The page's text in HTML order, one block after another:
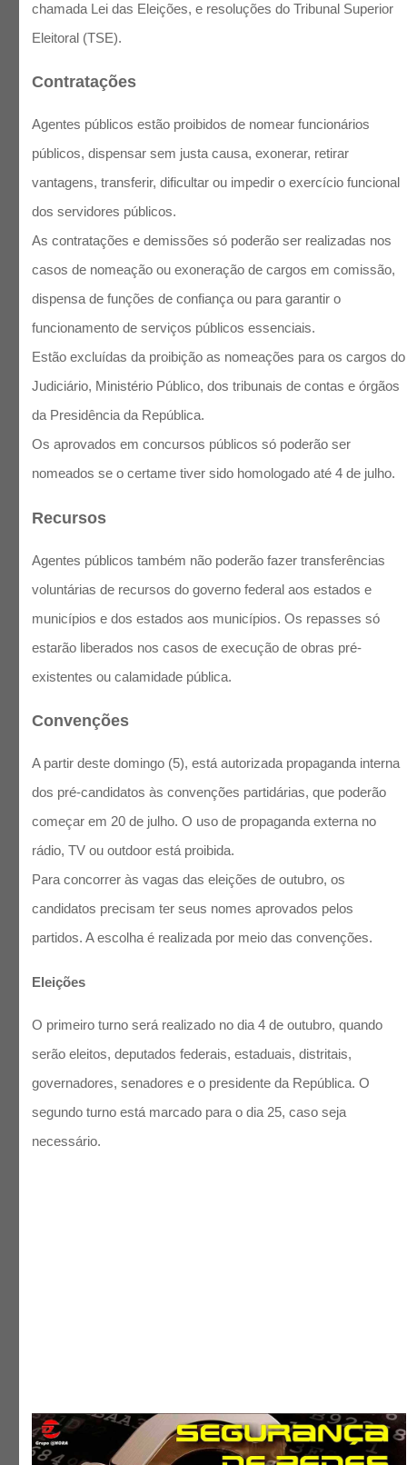
chamada Lei das Eleições, e resoluções do Tribunal Superior
Eleitoral (TSE).
Contratações
Agentes públicos estão proibidos de nomear funcionários
públicos, dispensar sem justa causa, exonerar, retirar
vantagens, transferir, dificultar ou impedir o exercício funcional
dos servidores públicos.
As contratações e demissões só poderão ser realizadas nos
casos de nomeação ou exoneração de cargos em comissão,
dispensa de funções de confiança ou para garantir o
funcionamento de serviços públicos essenciais.
Estão excluídas da proibição as nomeações para os cargos do
Judiciário, Ministério Público, dos tribunais de contas e órgãos
da Presidência da República.
Os aprovados em concursos públicos só poderão ser
nomeados se o certame tiver sido homologado até 4 de julho.
Recursos
Agentes públicos também não poderão fazer transferências
voluntárias de recursos do governo federal aos estados e
municípios e dos estados aos municípios. Os repasses só
estarão liberados nos casos de execução de obras pré-
existentes ou calamidade pública.
Convenções
A partir deste domingo (5), está autorizada propaganda interna
dos pré-candidatos às convenções partidárias, que poderão
começar em 20 de julho. O uso de propaganda externa no
rádio, TV ou outdoor está proibida.
Para concorrer às vagas das eleições de outubro, os
candidatos precisam ter seus nomes aprovados pelos
partidos. A escolha é realizada por meio das convenções.
Eleições
O primeiro turno será realizado no dia 4 de outubro, quando
serão eleitos, deputados federais, estaduais, distritais,
governadores, senadores e o presidente da República. O
segundo turno está marcado para o dia 25, caso seja
necessário.